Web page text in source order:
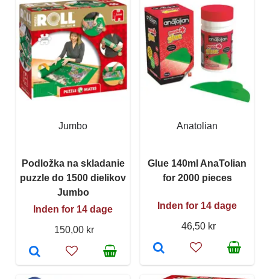
Jumbo
Podložka na skladanie
puzzle do 1500 dielikov
Jumbo
Inden for 14 dage
150,00 kr
Anatolian
Glue 140ml AnaTolian
for 2000 pieces
Inden for 14 dage
46,50 kr